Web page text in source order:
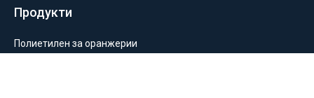
Продукти
Полиетилен за оранжерии